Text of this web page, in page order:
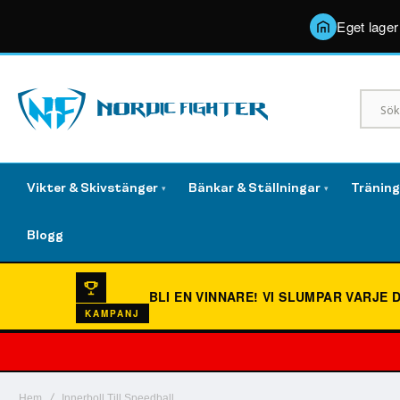
Eget
Vikter & Skivstänger ▾ Bänkar & Ställningar ▾
Blogg
KAMPANJ
BLI EN VINNARE!VI SLUMPAR VARJE